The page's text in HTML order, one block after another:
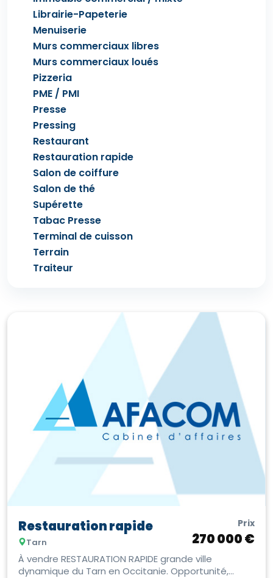
Librairie-Papeterie
Menuiserie
Murs commerciaux libres
Murs commerciaux loués
Pizzeria
PME / PMI
Presse
Pressing
Restaurant
Restauration rapide
Salon de coiffure
Salon de thé
Supérette
Tabac Presse
Terminal de cuisson
Terrain
Traiteur
Restauration rapide
Tarn
Prix
270 000 €
À vendre RESTAURATION RAPIDE grande ville
dynamique du Tarn en Occitanie. Opportunité,